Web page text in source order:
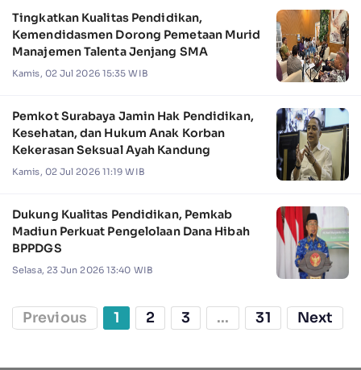
Tingkatkan Kualitas Pendidikan,
Kemendidasmen Dorong Pemetaan Murid
Manajemen Talenta Jenjang SMA
Kamis, 02 Jul 2026 15:35 WIB
Pemkot Surabaya Jamin Hak Pendidikan,
Kesehatan, dan Hukum Anak Korban
Kekerasan Seksual Ayah Kandung
Kamis, 02 Jul 2026 11:19 WIB
Dukung Kualitas Pendidikan, Pemkab
Madiun Perkuat Pengelolaan Dana Hibah
BPPDGS
Selasa, 23 Jun 2026 13:40 WIB
Previous 1 2 3 ... 31 Next